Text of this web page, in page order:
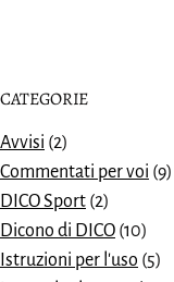
CATEGORIE
Avvisi (2)
Commentati per voi (9)
DICO Sport (2)
Dicono di DICO (10)
Istruzioni per l'uso (5)